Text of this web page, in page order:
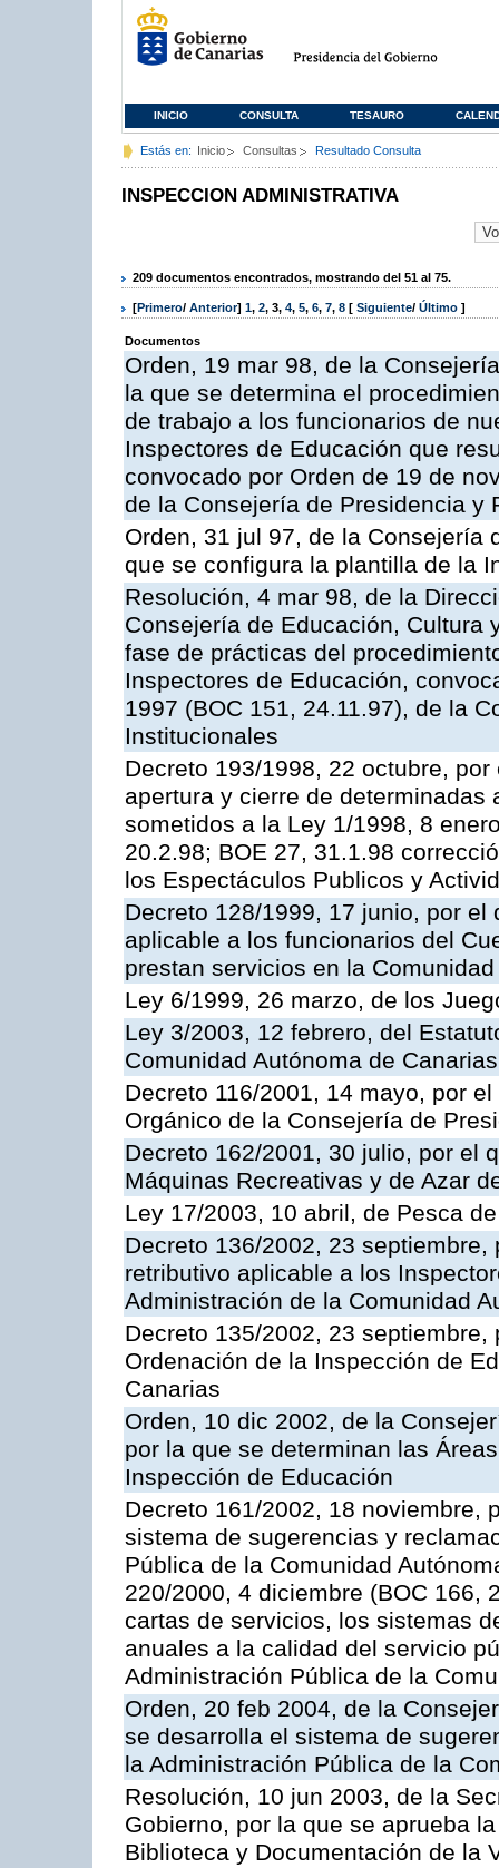
INICIO CONSULTA TESAURO
Estás en: Inicio Consultas Resultado Consulta
INSPECCION ADMINISTRATIVA
209 documentos encontrados, mostrando del 51 al 75.
[Primero/ Anterior] 1, 2, 3, 4, 5, 6, 7, 8 [ Siguiente/ Último ]
Documentos
Orden, 19 mar 98, de la
la que se determina el
de trabajo a los funcionarios de
Inspectores de Educación que
convocado por Orden de 19 de
de la Consejería de Presidencia y
Orden, 31 jul 97, de la Consejería
que se configura la plantilla de la
Resolución, 4 mar 98, de la
Consejería de Educación, Cultura
fase de prácticas del
Inspectores de Educación,
1997 (BOC 151, 24.11.97), de la
Institucionales
Decreto 193/1998, 22 octubre,
apertura y cierre de
sometidos a la Ley 1/1998, 8
20.2.98; BOE 27, 31.1.98
los Espectáculos Publicos y
Decreto 128/1999, 17 junio, por
aplicable a los funcionarios del
prestan servicios en la
Ley 6/1999, 26 marzo, de los
Ley 3/2003, 12 febrero, del
Comunidad Autónoma de Canarias
Decreto 116/2001, 14 mayo, por
Orgánico de la Consejería de
Decreto 162/2001, 30 julio, por el
Máquinas Recreativas y de Azar
Ley 17/2003, 10 abril, de Pesca
Decreto 136/2002, 23
retributivo aplicable a los
Administración de la Comunidad
Decreto 135/2002, 23
Ordenación de la Inspección de
Canarias
Orden, 10 dic 2002, de la
por la que se determinan las
Inspección de Educación
Decreto 161/2002, 18 noviembre,
sistema de sugerencias y
Pública de la Comunidad
220/2000, 4 diciembre (BOC 166,
cartas de servicios, los sistemas
anuales a la calidad del servicio
Administración Pública de la
Orden, 20 feb 2004, de la
se desarrolla el sistema de
la Administración Pública de la
Resolución, 10 jun 2003, de la
Gobierno, por la que se aprueba
Biblioteca y Documentación de la